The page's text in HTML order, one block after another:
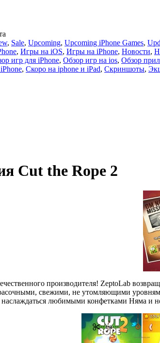
, Sale, Upcoming, Upcoming iPhone Games,
, Игры на iOS, Игры на iPhone, Новости,
игр для iPhone, Обзор игр на ios, Обзор
, Скоро на iphone и iPad, Скриншоты,
Cut the Rope 2
производителя! ZeptoLab
свежими, не утомляющими
наслаждаться любимыми конфетками Няма и